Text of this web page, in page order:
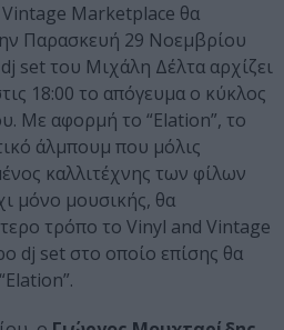
Marketplace θα
Παρασκευή 29 Νοεμβρίου
set του Μιχάλη Δέλτα αρχίζει
18:00 το απόγευμα ο κύκλος
Με αφορμή το “Elation”, το
άλμπουμ που μόλις
καλλιτέχνης των φίλων
μόνο μουσικής, θα
τρόπο το Vinyl and Vintage
dj set στο οποίο επίσης θα